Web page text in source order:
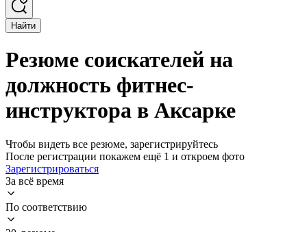
Найти
Резюме соискателей на
должность фитнес-
инструктора в Аксарке
Чтобы видеть все резюме, зарегистрируйтесь
После регистрации покажем ещё 1 и откроем фото
Зарегистрироваться
За всё время
По соответствию